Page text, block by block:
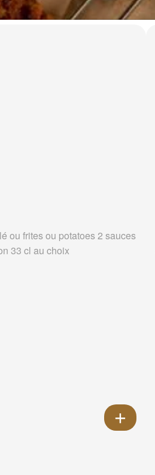
ou frites ou potatoes 2 sauces
33 cl au choix